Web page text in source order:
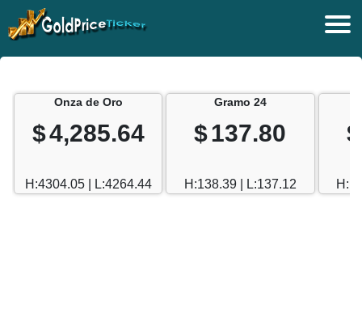
Onza de Oro
$4,285.64
H:4304.05 | L:4264.44
Gramo 24
$137.80
H:138.39 | L:137.12
$